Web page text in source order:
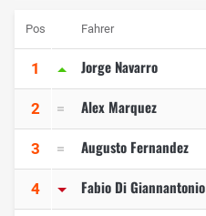
Pos Fahrer
1 Jorge Navarro
2 Alex Marquez
3 Augusto Fernandez
4 Fabio Di Giannantonio